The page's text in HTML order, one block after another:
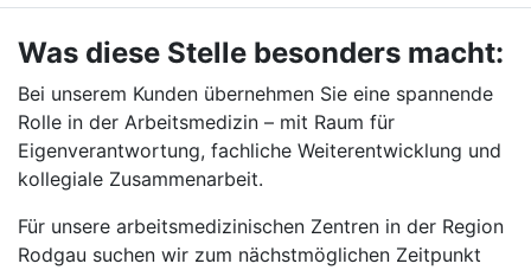
Was diese Stelle besonders macht:
Bei unserem Kunden übernehmen Sie eine spannende
Rolle in der Arbeitsmedizin – mit Raum für
Eigenverantwortung, fachliche Weiterentwicklung und
kollegiale Zusammenarbeit.
Für unsere arbeitsmedizinischen Zentren in der Region
Rodgau suchen wir zum nächstmöglichen Zeitpunkt